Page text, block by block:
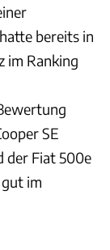
bereits in
im Ranking
SE
der Fiat 500e
im